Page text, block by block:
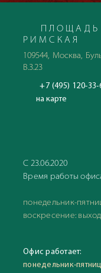
ПЛОЩАДЬ
РИМСКАЯ
109544, Москва,
В.3.23
+7 (495) 120-
на карте
С 23.06.2020
Время работы
понедельник-
воскресение:
Офис работает:
понедельник-